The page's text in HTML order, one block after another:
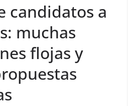
candidatos a
muchas
flojas y